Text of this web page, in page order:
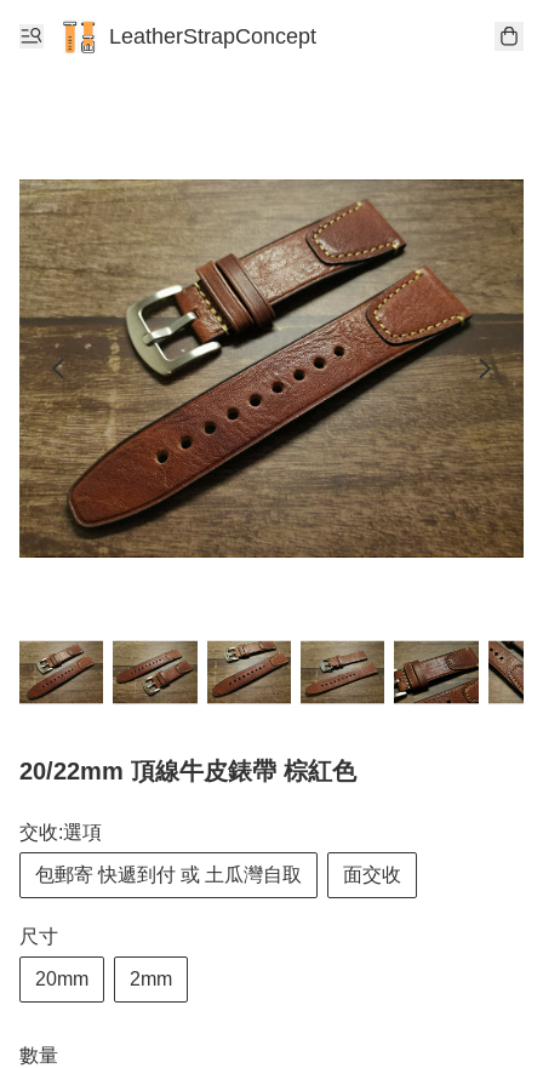
LeatherStrapConcept
20/22mm 頂線牛皮錶帶 棕紅色
交收:選項
包郵寄 快遞到付 或 土瓜灣自取 面交收
尺寸
20mm 2mm
數量